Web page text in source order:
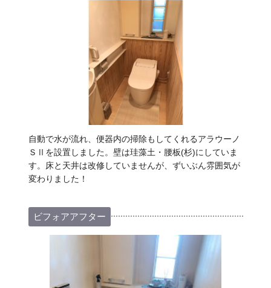
自動で水が流れ、便器内の掃除もしてくれるアラウーノ
ＳⅡを設置しました。壁は珪藻土・腰板(杉)にしていま
す。床と天井は改修していませんが、ずいぶん雰囲気が
変わりました！
ビフォアアフター